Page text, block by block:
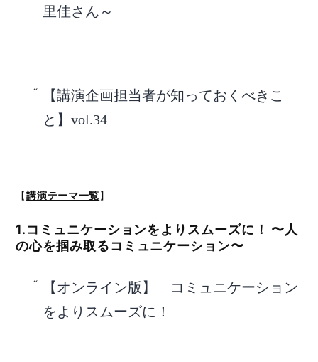
里佳さん～
【講演企画担当者が知っておくべきこ
と】vol.34
【講演テーマ一覧】
1.コミュニケーションをよりスムーズに！ 〜人
の心を掴み取るコミュニケーション〜
【オンライン版】 コミュニケーション
をよりスムーズに！